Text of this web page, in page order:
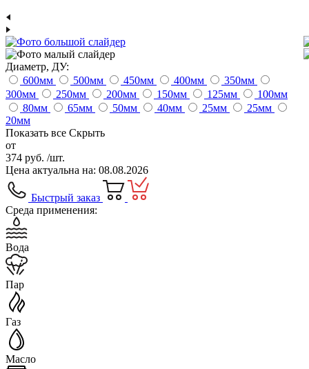
Диаметр, ДУ:
600мм 500мм 450мм 400мм 350мм
300мм 250мм 200мм 150мм 125мм 100мм
80мм 65мм 50мм 40мм 25мм 25мм
20мм
Показать все Скрыть
от
374 руб. /шт.
Цена актуальна на: 08.08.2026
Быстрый заказ
Среда применения:
Вода
Пар
Газ
Масло